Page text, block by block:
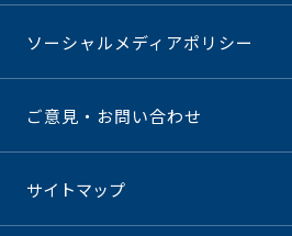
ソーシャルメディアポリシー
ご意見・お問い合わせ
サイトマップ